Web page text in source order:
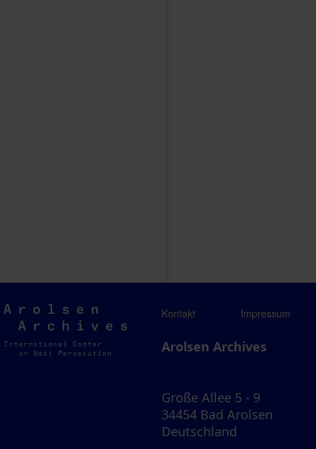
Arolsen
Archives
Kontakt Impressum
Arolsen Archives
Große Allee 5 - 9
34454 Bad Arolsen
Deutschland